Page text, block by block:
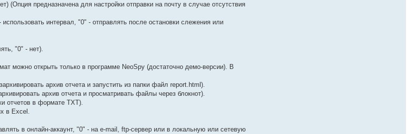
(Опция предназначена для настройки отправки на почту в случае отсутствия
интервал, "0" - отправлять после остановки слежения или
"0" - нет).
можно открыть только в программе NeoSpy (достаточно демо-версии). В
архив отчета и запустить из папки файл report.html).
архив отчета и просматривать файлы через блокнот).
отчетов в формате TXT).
в Excel.
в онлайн-аккаунт, "0" - на e-mail, ftp-сервер или в локальную или сетевую